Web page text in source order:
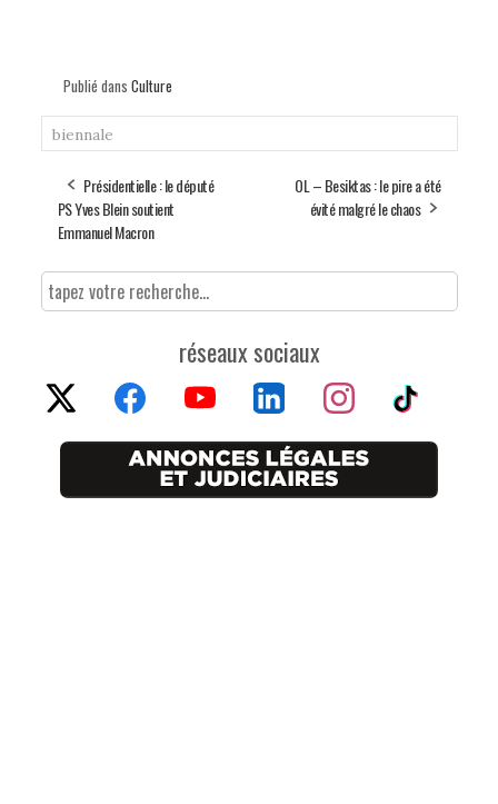
Publié dans Culture
biennale
Présidentielle : le député
PS Yves Blein soutient
Emmanuel Macron
OL – Besiktas : le pire a été
évité malgré le chaos
réseaux sociaux